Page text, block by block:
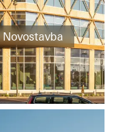
Novostavba
Fasády